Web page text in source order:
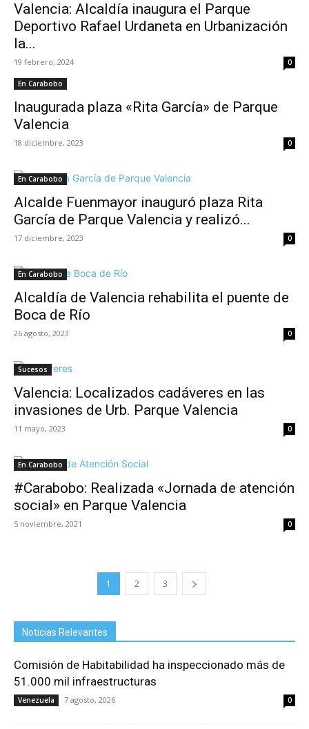
Valencia: Alcaldía inaugura el Parque
Deportivo Rafael Urdaneta en Urbanización
la...
19 febrero, 2024 0
En Carabobo
Inaugurada plaza «Rita García» de Parque
Valencia
18 diciembre, 2023 0
En Carabobo
Alcalde Fuenmayor inauguró plaza Rita
García de Parque Valencia y realizó...
17 diciembre, 2023 0
En Carabobo
Alcaldía de Valencia rehabilita el puente de
Boca de Río
26 agosto, 2023 0
Sucesos
Valencia: Localizados cadáveres en las
invasiones de Urb. Parque Valencia
11 mayo, 2023 0
En Carabobo
#Carabobo: Realizada «Jornada de atención
social» en Parque Valencia
5 noviembre, 2021 0
1 2 3
Noticias Relevantes
Comisión de Habitabilidad ha inspeccionado más de
51.000 mil infraestructuras
Venezuela 7 agosto, 2026 0